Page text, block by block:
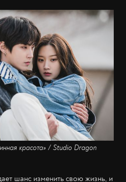
красота» / Studio Dragon
шанс изменить свою жизнь, и